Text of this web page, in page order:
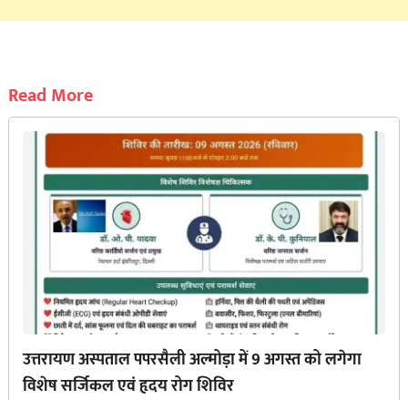
Read More
उत्तरायण अस्पताल पपरसैली अल्मोड़ा में 9 अगस्त को लगेगा
विशेष सर्जिकल एवं हृदय रोग शिविर